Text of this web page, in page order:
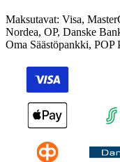
Maksutavat: Visa,
Nordea, OP, Danske
Oma Säästöpankki, POP